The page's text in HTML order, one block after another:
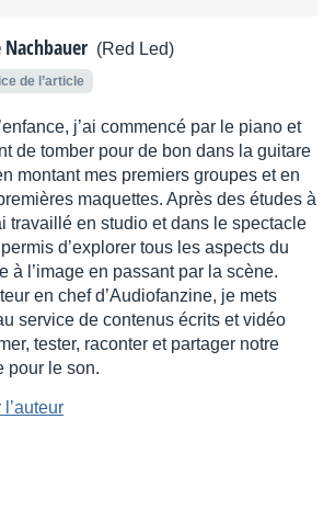
Nachbauer (Red Led)
de l’article
j’ai commencé par le piano et
de tomber pour de bon dans la guitare
montant mes premiers groupes et en
maquettes. Après des études à
travaillé en studio et dans le spectacle
d’explorer tous les aspects du
à l’image en passant par la scène.
en chef d’Audiofanzine, je mets
service de contenus écrits et vidéo
tester, raconter et partager notre
pour le son.